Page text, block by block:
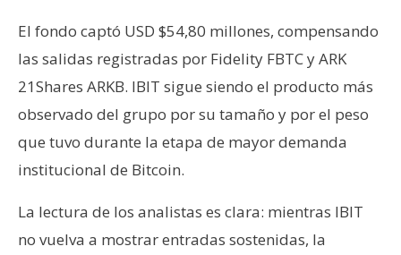
El fondo captó USD $54,80 millones, compensando
las salidas registradas por Fidelity FBTC y ARK
21Shares ARKB. IBIT sigue siendo el producto más
observado del grupo por su tamaño y por el peso
que tuvo durante la etapa de mayor demanda
institucional de Bitcoin.
La lectura de los analistas es clara: mientras IBIT
no vuelva a mostrar entradas sostenidas, la